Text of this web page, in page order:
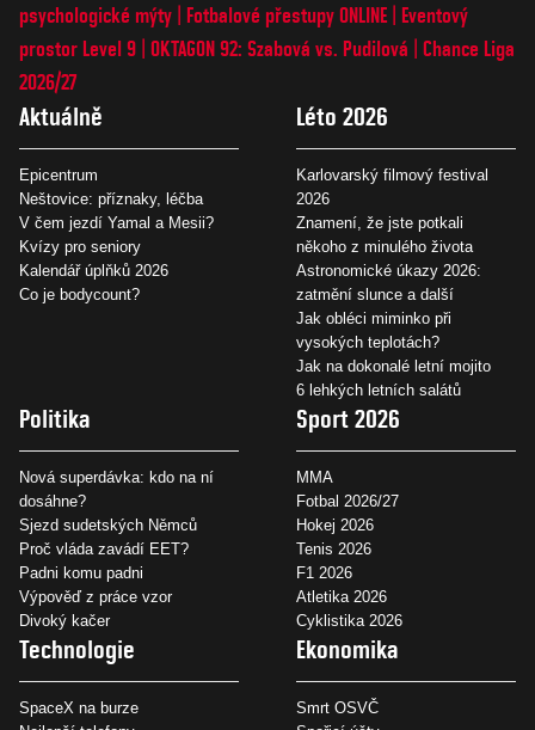
psychologické mýty
Fotbalové přestupy ONLINE
Eventový
prostor Level 9 OKTAGON 92: Szabová vs. Pudilová
Chance Liga
2026/27
Aktuálně
Epicentrum
Neštovice: příznaky, léčba
V čem jezdí Yamal a Mesii?
Kvízy pro seniory
Kalendář úplňků 2026
Co je bodycount?
Léto 2026
Karlovarský filmový festival
2026
Znamení, že jste potkali
někoho z minulého života
Astronomické úkazy 2026:
zatmění slunce a další
Jak obléci miminko při
vysokých teplotách?
Jak na dokonalé letní mojito
6 lehkých letních salátů
Politika
Nová superdávka: kdo na ní
dosáhne?
Sjezd sudetských Němců
Proč vláda zavádí EET?
Padni komu padni
Výpověď z práce vzor
Divoký kačer
Sport 2026
MMA
Fotbal 2026/27
Hokej 2026
Tenis 2026
F1 2026
Atletika 2026
Cyklistika 2026
Technologie
SpaceX na burze
Ekonomika
Smrt OSVČ